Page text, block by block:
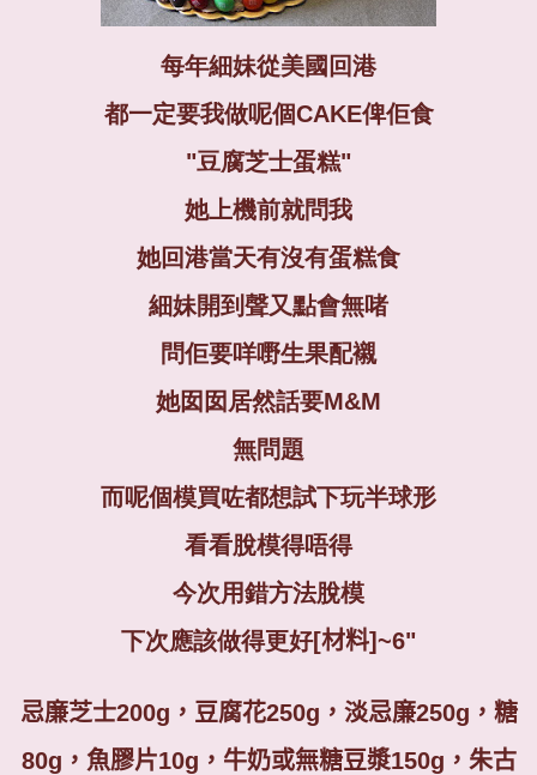
每年細妹從美國回港
都一定要我做呢個CAKE俾佢食
"豆腐芝士蛋糕"
她上機前就問我
她回港當天有沒有蛋糕食
細妹開到聲又點會無啫
問佢要咩嘢生果配襯
她囡囡居然話要M&M
無問題
而呢個模買咗都想試下玩半球形
看看脫模得唔得
今次用錯方法脫模
下次應該做得更好[材料]~6"
忌廉芝士200g ，豆腐花250g ，淡忌廉250g ，糖
80g ，魚膠片10g ，牛奶或無糖豆漿150g ，朱古